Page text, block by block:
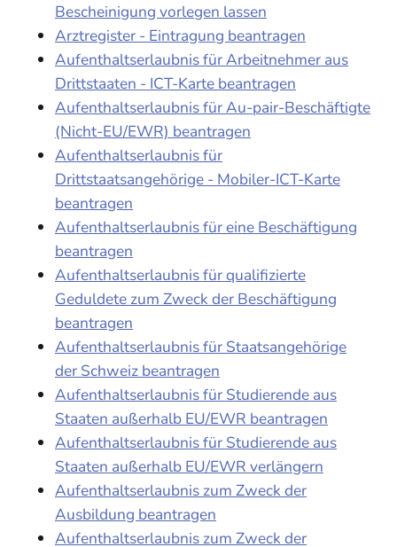
Bescheinigung vorlegen lassen
Arztregister - Eintragung beantragen
Aufenthaltserlaubnis für Arbeitnehmer aus
Drittstaaten - ICT-Karte beantragen
Aufenthaltserlaubnis für Au-pair-Beschäftigte
(Nicht-EU/EWR) beantragen
Aufenthaltserlaubnis für
Drittstaatsangehörige - Mobiler-ICT-Karte
beantragen
Aufenthaltserlaubnis für eine Beschäftigung
beantragen
Aufenthaltserlaubnis für qualifizierte
Geduldete zum Zweck der Beschäftigung
beantragen
Aufenthaltserlaubnis für Staatsangehörige
der Schweiz beantragen
Aufenthaltserlaubnis für Studierende aus
Staaten außerhalb EU/EWR beantragen
Aufenthaltserlaubnis für Studierende aus
Staaten außerhalb EU/EWR verlängern
Aufenthaltserlaubnis zum Zweck der
Ausbildung beantragen
Aufenthaltserlaubnis zum Zweck der